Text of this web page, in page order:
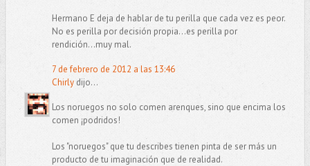
Hermano E deja de hablar de tu perilla que cada vez es peor.
No es perilla por decisión propia...es perilla por
rendición...muy mal.
7 de febrero de 2012 a las 13:46
Chirlydijo...
Los noruegos no solo comen arenques, sino que encima los
comen ¡podridos!
Los "noruegos" que tu describes tienen pinta de ser más un
producto de tu imaginación que de realidad.